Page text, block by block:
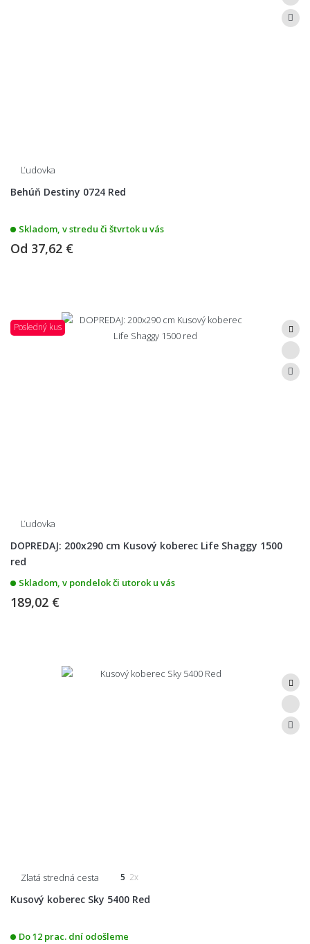
Ľudovka
Behúň Destiny 0724 Red
Skladom, v stredu či štvrtok u vás
Od 37,62 €
Posledný kus
Ľudovka
DOPREDAJ: 200x290 cm Kusový koberec Life Shaggy 1500
red
Skladom, v pondelok či utorok u vás
189,02 €
Zlatá stredná cesta 5 2x
Kusový koberec Sky 5400 Red
Do 12 prac. dní odošleme